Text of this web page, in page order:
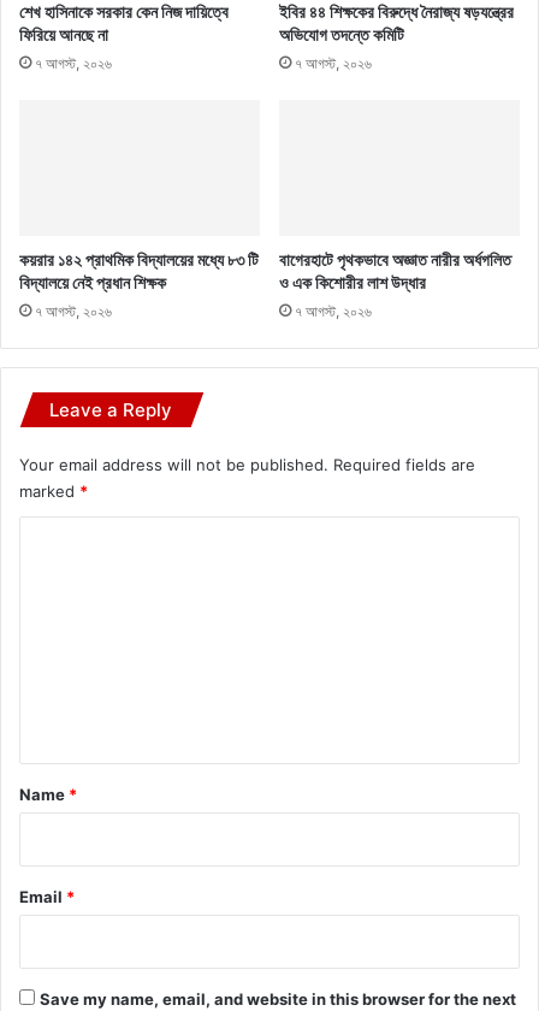
শেখ হাসিনাকে সরকার কেন নিজ দায়িত্বে
ফিরিয়ে আনছে না
৭ আগস্ট, ২০২৬
ইবির ৪৪ শিক্ষকের বিরুদ্ধে নৈরাজ্য ষড়যন্ত্রের
অভিযোগ তদন্তে কমিটি
৭ আগস্ট, ২০২৬
কয়রার ১৪২ প্রাথমিক বিদ্যালয়ের মধ্যে ৮৩ টি
বিদ্যালয়ে নেই প্রধান শিক্ষক
৭ আগস্ট, ২০২৬
বাগেরহাটে পৃথকভাবে অজ্ঞাত নারীর অর্ধগলিত
ও এক কিশোরীর লাশ উদ্ধার
৭ আগস্ট, ২০২৬
Leave a Reply
Your email address will not be published. Required fields are
marked *
*
Name *
Email *
Save my name, email, and website in this browser for the next